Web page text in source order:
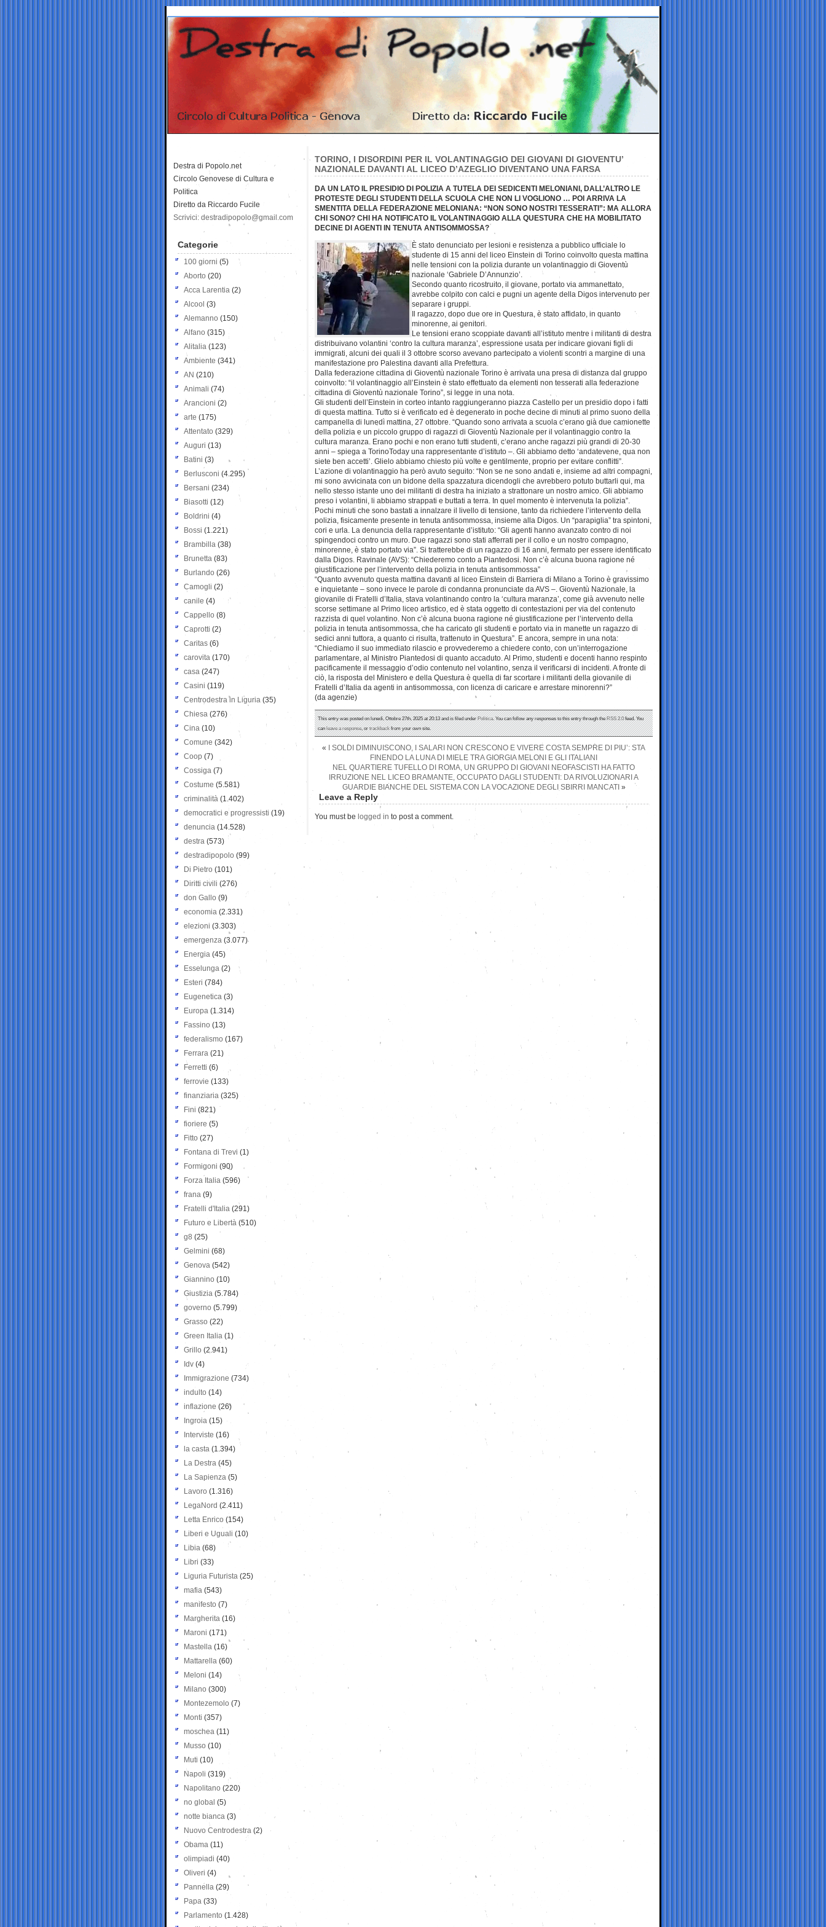
TORINO, I DISORDINI PER IL VOLANTINAGGIO DEI GIOVANI DI GIOVENTU’
NAZIONALE DAVANTI AL LICEO D’AZEGLIO DIVENTANO UNA FARSA
DA UN LATO IL PRESIDIO DI POLIZIA A TUTELA DEI SEDICENTI MELONIANI, DALL’ALTRO LE
PROTESTE DEGLI STUDENTI DELLA SCUOLA CHE NON LI VOGLIONO … POI ARRIVA LA
SMENTITA DELLA FEDERAZIONE MELONIANA: “NON SONO NOSTRI TESSERATI”: MA ALLORA
CHI SONO? CHI HA NOTIFICATO IL VOLANTINAGGIO ALLA QUESTURA CHE HA MOBILITATO
DECINE DI AGENTI IN TENUTA ANTISOMMOSSA?
È stato denunciato per lesioni e resistenza a pubblico ufficiale lo
studente di 15 anni del liceo Einstein di Torino coinvolto questa mattina
nelle tensioni con la polizia durante un volantinaggio di Gioventù
nazionale ‘Gabriele D’Annunzio’.
Secondo quanto ricostruito, il giovane, portato via ammanettato,
avrebbe colpito con calci e pugni un agente della Digos intervenuto per
separare i gruppi.
Il ragazzo, dopo due ore in Questura, è stato affidato, in quanto
minorenne, ai genitori.
Le tensioni erano scoppiate davanti all’istituto mentre i militanti di destra
distribuivano volantini ‘contro la cultura maranza’, espressione usata per indicare giovani figli di
immigrati, alcuni dei quali il 3 ottobre scorso avevano partecipato a violenti scontri a margine di una
manifestazione pro Palestina davanti alla Prefettura.
Dalla federazione cittadina di Gioventù nazionale Torino è arrivata una presa di distanza dal gruppo
coinvolto: “il volantinaggio all’Einstein è stato effettuato da elementi non tesserati alla federazione
cittadina di Gioventù nazionale Torino”, si legge in una nota.
Gli studenti dell’Einstein in corteo intanto raggiungeranno piazza Castello per un presidio dopo i fatti
di questa mattina. Tutto si è verificato ed è degenerato in poche decine di minuti al primo suono della
campanella di lunedì mattina, 27 ottobre. “Quando sono arrivata a scuola c’erano già due camionette
della polizia e un piccolo gruppo di ragazzi di Gioventù Nazionale per il volantinaggio contro la
cultura maranza. Erano pochi e non erano tutti studenti, c’erano anche ragazzi più grandi di 20-30
anni – spiega a TorinoToday una rappresentante d’istituto –. Gli abbiamo detto ‘andatevene, qua non
siete ben accetti’. Glielo abbiamo chiesto più volte e gentilmente, proprio per evitare conflitti”.
L’azione di volantinaggio ha però avuto seguito: “Non se ne sono andati e, insieme ad altri compagni,
mi sono avvicinata con un bidone della spazzatura dicendogli che avrebbero potuto buttarli qui, ma
nello stesso istante uno dei militanti di destra ha iniziato a strattonare un nostro amico. Gli abbiamo
preso i volantini, li abbiamo strappati e buttati a terra. In quel momento è intervenuta la polizia”.
Pochi minuti che sono bastati a innalzare il livello di tensione, tanto da richiedere l’intervento della
polizia, fisicamente presente in tenuta antisommossa, insieme alla Digos. Un “parapiglia” tra spintoni,
cori e urla. La denuncia della rappresentante d’istituto: “Gli agenti hanno avanzato contro di noi
spingendoci contro un muro. Due ragazzi sono stati afferrati per il collo e un nostro compagno,
minorenne, è stato portato via”. Si tratterebbe di un ragazzo di 16 anni, fermato per essere identificato
dalla Digos. Ravinale (AVS): “Chiederemo conto a Piantedosi. Non c’è alcuna buona ragione né
giustificazione per l’intervento della polizia in tenuta antisommossa”
“Quanto avvenuto questa mattina davanti al liceo Einstein di Barriera di Milano a Torino è gravissimo
e inquietante – sono invece le parole di condanna pronunciate da AVS –. Gioventù Nazionale, la
giovanile di Fratelli d’Italia, stava volantinando contro la ‘cultura maranza’, come già avvenuto nelle
scorse settimane al Primo liceo artistico, ed è stata oggetto di contestazioni per via del contenuto
razzista di quel volantino. Non c’è alcuna buona ragione né giustificazione per l’intervento della
polizia in tenuta antisommossa, che ha caricato gli studenti e portato via in manette un ragazzo di
sedici anni tuttora, a quanto ci risulta, trattenuto in Questura”. E ancora, sempre in una nota:
“Chiediamo il suo immediato rilascio e provvederemo a chiedere conto, con un’interrogazione
parlamentare, al Ministro Piantedosi di quanto accaduto. Al Primo, studenti e docenti hanno respinto
pacificamente il messaggio d’odio contenuto nel volantino, senza il verificarsi di incidenti. A fronte di
ciò, la risposta del Ministero e della Questura è quella di far scortare i militanti della giovanile di
Fratelli d’Italia da agenti in antisommossa, con licenza di caricare e arrestare minorenni?”
(da agenzie)
This entry was posted on lunedì, Ottobre 27th, 2025 at 20:13 and is filed underPolitica. You can follow any responses to this entry through theRSS 2.0feed. You
canleave a response, ortrackbackfrom your own site.
«
I SOLDI DIMINUISCONO, I SALARI NON CRESCONO E VIVERE COSTA SEMPRE DI PIU’: STA
FINENDO LA LUNA DI MIELE TRA GIORGIA MELONI E GLI ITALIANI
NEL QUARTIERE TUFELLO DI ROMA, UN GRUPPO DI GIOVANI NEOFASCISTI HA FATTO
IRRUZIONE NEL LICEO BRAMANTE, OCCUPATO DAGLI STUDENTI: DA RIVOLUZIONARI A
GUARDIE BIANCHE DEL SISTEMA CON LA VOCAZIONE DEGLI SBIRRI MANCATI »
Leave a Reply
You must be logged in to post a comment.
Destra di Popolo.net
Circolo Genovese di Cultura e
Politica
Diretto da Riccardo Fucile
Scrivici: destradipopolo@gmail.com
Categorie
100 giorni (5)
Aborto (20)
Acca Larentia (2)
Alcool (3)
Alemanno (150)
Alfano (315)
Alitalia (123)
Ambiente (341)
AN (210)
Animali (74)
Arancioni (2)
arte (175)
Attentato (329)
Auguri (13)
Batini (3)
Berlusconi (4.295)
Bersani (234)
Biasotti (12)
Boldrini (4)
Bossi (1.221)
Brambilla (38)
Brunetta (83)
Burlando (26)
Camogli (2)
canile (4)
Cappello (8)
Caprotti (2)
Caritas (6)
carovita (170)
casa (247)
Casini (119)
Centrodestra in Liguria (35)
Chiesa (276)
Cina (10)
Comune (342)
Coop (7)
Cossiga (7)
Costume (5.581)
criminalità (1.402)
democratici e progressisti (19)
denuncia (14.528)
destra (573)
destradipopolo (99)
Di Pietro (101)
Diritti civili (276)
don Gallo (9)
economia (2.331)
elezioni (3.303)
emergenza (3.077)
Energia (45)
Esselunga (2)
Esteri (784)
Eugenetica (3)
Europa (1.314)
Fassino (13)
federalismo (167)
Ferrara (21)
Ferretti (6)
ferrovie (133)
finanziaria (325)
Fini (821)
fioriere (5)
Fitto (27)
Fontana di Trevi (1)
Formigoni (90)
Forza Italia (596)
frana (9)
Fratelli d'Italia (291)
Futuro e Libertà (510)
g8 (25)
Gelmini (68)
Genova (542)
Giannino (10)
Giustizia (5.784)
governo (5.799)
Grasso (22)
Green Italia (1)
Grillo (2.941)
Idv (4)
Immigrazione (734)
indulto (14)
inflazione (26)
Ingroia (15)
Interviste (16)
la casta (1.394)
La Destra (45)
La Sapienza (5)
Lavoro (1.316)
LegaNord (2.411)
Letta Enrico (154)
Liberi e Uguali (10)
Libia (68)
Libri (33)
Liguria Futurista (25)
mafia (543)
manifesto (7)
Margherita (16)
Maroni (171)
Mastella (16)
Mattarella (60)
Meloni (14)
Milano (300)
Montezemolo (7)
Monti (357)
moschea (11)
Musso (10)
Muti (10)
Napoli (319)
Napolitano (220)
no global (5)
notte bianca (3)
Nuovo Centrodestra (2)
Obama (11)
olimpiadi (40)
Oliveri (4)
Pannella (29)
Papa (33)
Parlamento (1.428)